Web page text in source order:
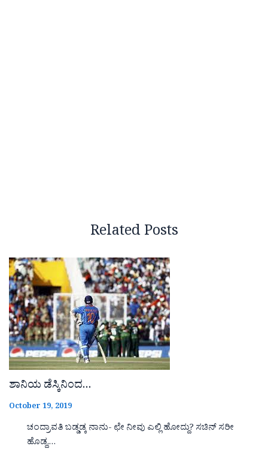
Related Posts
ಶಾನಿಯ ಡೆಸ್ಕಿನಿಂದ…
October 19, 2019
ಚಂದ್ರಾವತಿ ಬಡ್ಡಡ್ಕ ನಾನು- ಛೇ ನೀವು ಎಲ್ಲಿ ಹೋದ್ದು? ಸಚಿನ್ ಸರೀ
ಹೊಡ್ದ,…